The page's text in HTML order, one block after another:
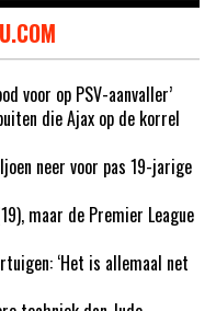
voor op PSV-aanvaller’
die Ajax op de korrel
neer voor pas 19-jarige
maar de Premier League
‘Het is allemaal net